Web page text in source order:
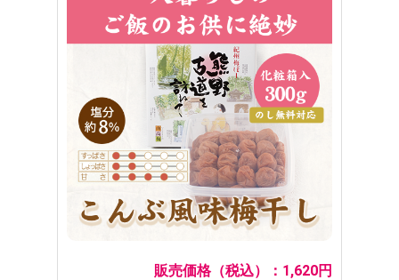
販売価格（税込）：1,620円